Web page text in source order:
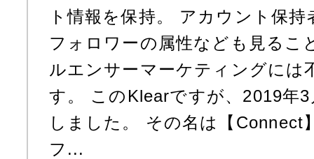
ト情報を保持。 アカウント保
フォロワーの属性なども見るこ
ルエンサーマーケティングには
す。 このKlearですが、2019年
しました。 その名は【Connect
フ...